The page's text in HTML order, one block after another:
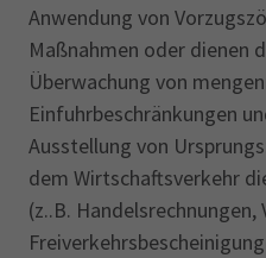
Anwendung von
Maßnahmen oder dienen
Überwachung von
Einfuhrbeschränkungen
Ausstellung von
dem Wirtschaftsverkehr
(z..B. Handelsrechnungen,